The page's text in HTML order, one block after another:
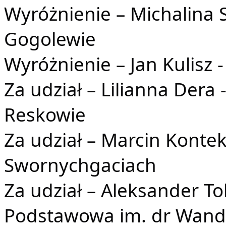
Wyróżnienie – Michalina
Gogolewie
Wyróżnienie – Jan Kulisz
Za udział – Lilianna Dera
Reskowie
Za udział – Marcin
Swornychgaciach
Za udział – Aleksander
Podstawowa im. dr